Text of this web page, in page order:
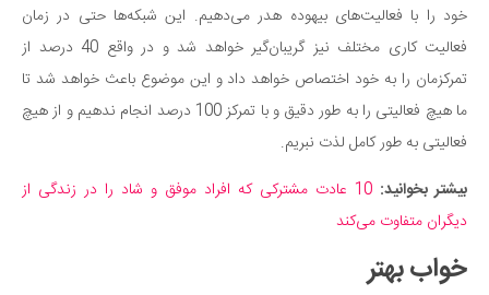
خود را با فعالیت‌های بیهوده هدر می‌دهیم. این شبکه‌ها حتی در زمان
فعالیت کاری مختلف نیز گریبان‌گیر خواهد شد و در واقع 40 درصد از
تمرکزمان را به خود اختصاص خواهد داد و این موضوع باعث خواهد شد تا
ما هیچ فعالیتی را به طور دقیق و با تمرکز 100 درصد انجام ندهیم و از هیچ
فعالیتی به طور کامل لذت نبریم.
بیشتر بخوانید:
10 عادت مشترکی که افراد موفق و شاد را در زندگی از
دیگران متفاوت می‌کند
خواب بهتر